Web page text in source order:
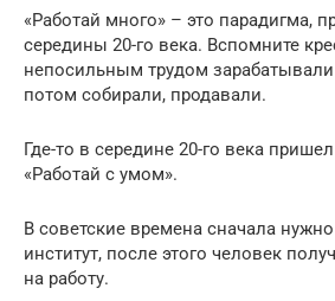
«Работай много» – это парадигма,
середины 20-го века. Вспомните
непосильным трудом
потом собирали, продавали.
Где-то в середине 20-го века
«Работай с умом».
В советские времена сначала
институт, после этого человек
на работу.